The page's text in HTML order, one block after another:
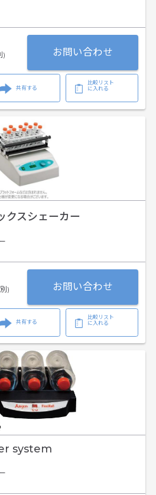
) お問い合わせ
共有する
比較リスト
に入れる
スシェーカー
) お問い合わせ
共有する
比較リスト
に入れる
system